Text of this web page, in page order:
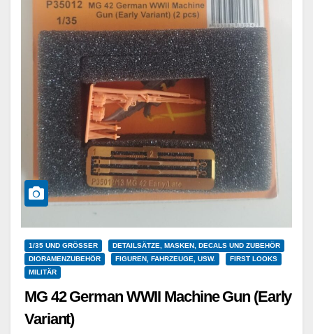
1/35 UND GRÖSSER
DETAILSÄTZE, MASKEN, DECALS UND ZUBEHÖR
DIORAMENZUBEHÖR
FIGUREN, FAHRZEUGE, USW.
FIRST LOOKS
MILITÄR
MG 42 German WWII Machine Gun (Early
Variant)